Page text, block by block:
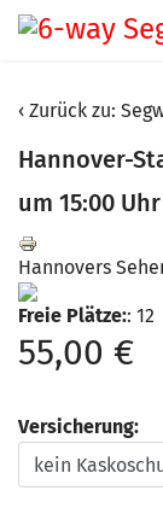
Zurück zu:
Hannover-
um 15:00 Uhr
Hannovers
Freie Plätze:: 12
55,00 €
Versicherung: